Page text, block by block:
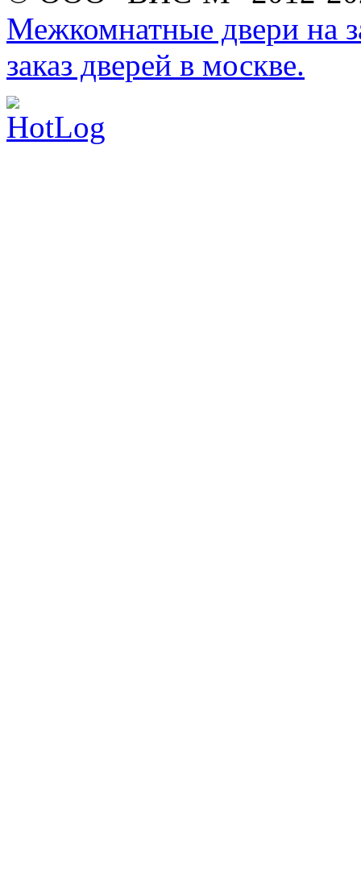
Межкомнатные двери на
заказ дверей в москве.